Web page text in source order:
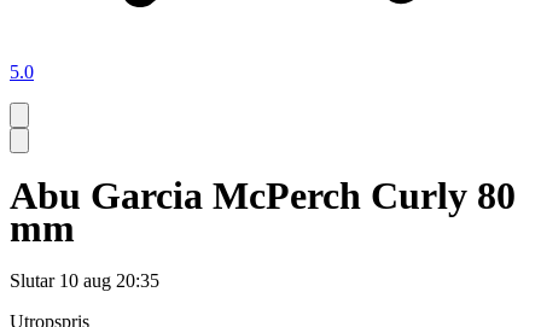
5.0
Abu Garcia McPerch Curly 80
mm
Slutar 10 aug 20:35
Utropspris